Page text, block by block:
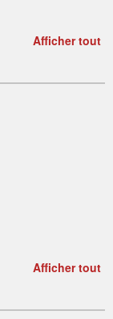
Afficher tout
Afficher tout